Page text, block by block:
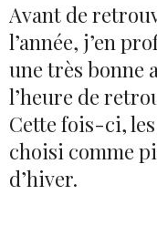
Avant de
l’année, j’en
une très bonne
l’heure de
Cette fois-ci,
choisi comme
d’hiver.